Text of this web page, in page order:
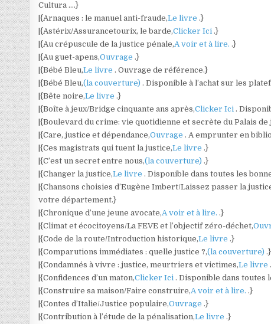
Cultura ….}
|{Arnaques : le manuel anti-fraude,Le livre.}
|{Astérix/Assurancetourix, le barde,Clicker Ici.}
|{Au crépuscule de la justice pénale,A voir et à lire..}
|{Au guet-apens,Ouvrage.}
|{Bébé Bleu,Le livre. Ouvrage de référence.}
|{Bébé Bleu,(la couverture). Disponible à l’achat sur les
|{Bête noire,Le livre.}
|{Boîte à jeux/Bridge cinquante ans après,Clicker Ici.
|{Boulevard du crime: vie quotidienne et secrète du Palais de
|{Care, justice et dépendance,Ouvrage. A emprunter en
|{Ces magistrats qui tuent la justice,Le livre.}
|{C’est un secret entre nous,(la couverture).}
|{Changer la justice,Le livre. Disponible dans toutes les
|{Chansons choisies d’Eugène Imbert/Laissez passer la
votre département.}
|{Chronique d’une jeune avocate,A voir et à lire..}
|{Climat et écocitoyens/La FEVE et l’objectif zéro-déchet,
|{Code de la route/Introduction historique,Le livre.}
|{Comparutions immédiates : quelle justice ?,(la couverture).}
|{Condamnés à vivre : justice, meurtriers et victimes,Le livre
|{Confidences d’un maton,Clicker Ici. Disponible dans toutes
|{Construire sa maison/Faire construire,A voir et à lire..}
|{Contes d’Italie/Justice populaire,Ouvrage.}
|{Contribution à l’étude de la pénalisation,Le livre.}